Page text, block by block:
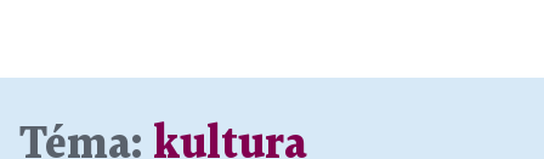
Téma: kultura